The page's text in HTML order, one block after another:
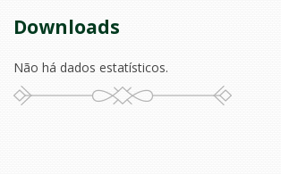
Downloads
Não há dados estatísticos.